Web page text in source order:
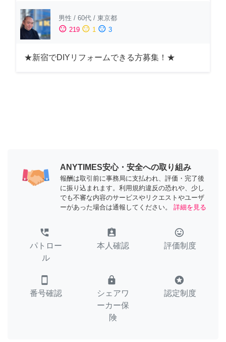
男性 / 60代 / 東京都
sentiment_satisfied 219 sentiment_neutral 1 sentiment_dissatisfied 3
★新宿でDIYリフォームできる方募集！★
ANYTIMES安心・安全への取り組み
報酬は取引前に事務局に支払われ、評価・完了後
に振り込まれます。利用規約違反の恐れや、少し
でも不審な内容のサービスやリクエストやユーザ
ーがあった場合は通報してください。
詳細を見る
perm_phone_msg
パトロー
ル
assignment_ind
本人確認
tag_faces
評価制度
smartphone
番号確認
lock
シェアワ
ーカー保
険
stars
認定制度